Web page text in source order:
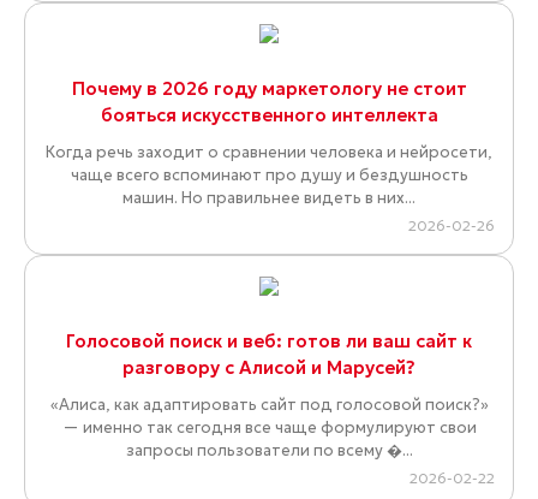
Почему в 2026 году маркетологу не стоит
бояться искусственного интеллекта
Когда речь заходит о сравнении человека и нейросети,
чаще всего вспоминают про душу и бездушность
машин. Но правильнее видеть в них...
2026-02-26
Голосовой поиск и веб: готов ли ваш сайт к
разговору с Алисой и Марусей?
«Алиса, как адаптировать сайт под голосовой поиск?»
— именно так сегодня все чаще формулируют свои
запросы пользователи по всему �...
2026-02-22